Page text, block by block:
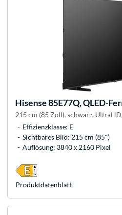
Hisense85E77Q, QLED-
215 cm (85 Zoll), schwarz,
Effizienzklasse: E
Sichtbares Bild: 215 cm (85")
Auflösung: 3840 x 2160 Pixel
Produkt­datenblatt